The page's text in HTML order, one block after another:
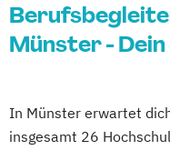
Münster -
In Münster erwartet
insgesamt 26